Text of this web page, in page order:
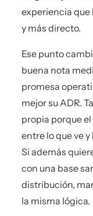
experiencia
y más directo.
Ese punto
buena nota
promesa
mejor su ADR.
propia porque
entre lo que ve
Si además
con una base
distribución,
la misma lógica.